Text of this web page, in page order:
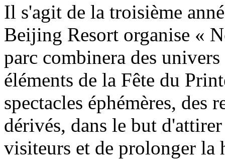
Il s'agit de la troisième
Beijing Resort organise «
parc combinera des
éléments de la Fête du
spectacles éphémères, des
dérivés, dans le but
visiteurs et de prolonger la